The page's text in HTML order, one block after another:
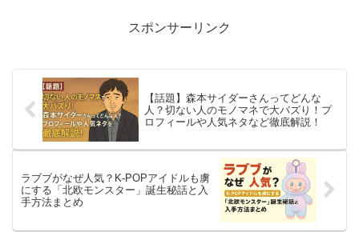
スポンサーリンク
【話題】森本サイダーさんってどんな
人？切ない人のモノマネで大バズり！プ
ロフィールや人気ネタなど徹底解説！
ラブブがなぜ人気？K-POPアイドルも虜
にする「北欧モンスター」誕生秘話と入
手方法まとめ